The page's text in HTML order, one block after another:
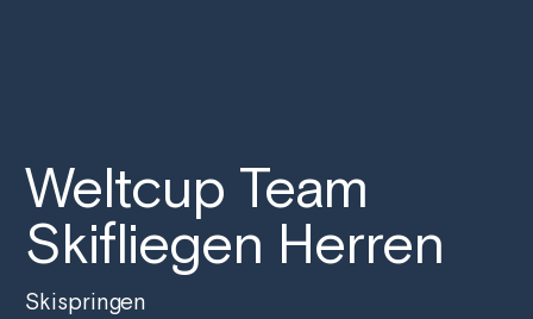
Weltcup Team
Skifliegen Herren
Skispringen